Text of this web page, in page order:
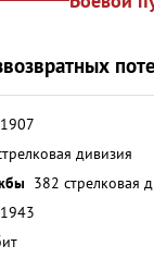
дивизия
382 стрелковая